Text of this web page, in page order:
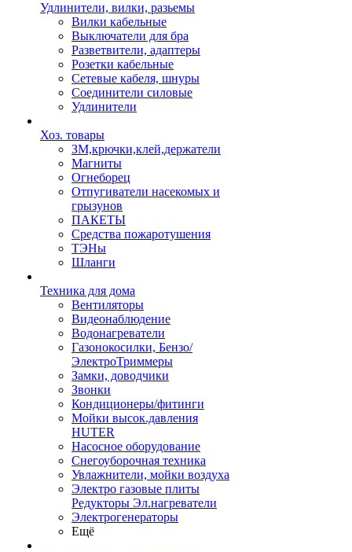
Удлинители, вилки, разьемы
Вилки кабельные
Выключатели для бра
Разветвители, адаптеры
Розетки кабельные
Сетевые кабеля, шнуры
Соединители силовые
Удлинители
Хоз. товары
ЗМ,крючки,клей,держатели
Магниты
Огнеборец
Отпугиватели насекомых и
грызунов
ПАКЕТЫ
Средства пожаротушения
ТЭНы
Шланги
Техника для дома
Вентиляторы
Видеонаблюдение
Водонагреватели
Газонокосилки, Бензо/
ЭлектроТриммеры
Замки, доводчики
Звонки
Кондиционеры/фитинги
Мойки высок.давления
HUTER
Насосное оборудование
Снегоуборочная техника
Увлажнители, мойки воздуха
Электро газовые плиты
Редукторы Эл.нагреватели
Электрогенераторы
Ещё